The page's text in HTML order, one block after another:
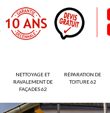
NETTOYAGE ET
RAVALEMENT DE
FAÇADES 62
RÉPARATION DE
TOITURE 62